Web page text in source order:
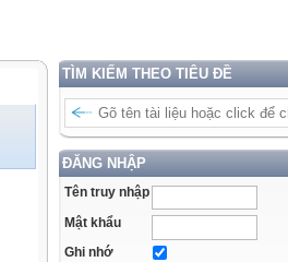
TÌM KIẾM THEO TIÊU ĐỀ
ĐĂNG NHẬP
Tên truy nhập
Mật khẩu
Ghi nhớ